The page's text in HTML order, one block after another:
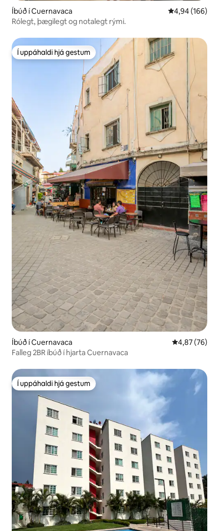
Íbúð í Cuernavaca 4,94 af 5 í
4,94 (166)
Rólegt, þægilegt og notalegt rými.
Í uppáhaldi hjá gestum
Í uppáhaldi hjá gestum
Íbúð í Cuernavaca 4,87 af 5 í
4,87 (76)
Falleg 2BR íbúð í hjarta Cuernavaca
Í uppáhaldi hjá gestum
Í uppáhaldi hjá gestum